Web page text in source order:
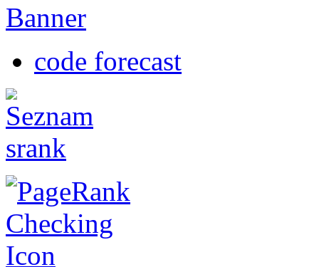
Banner
code forecast